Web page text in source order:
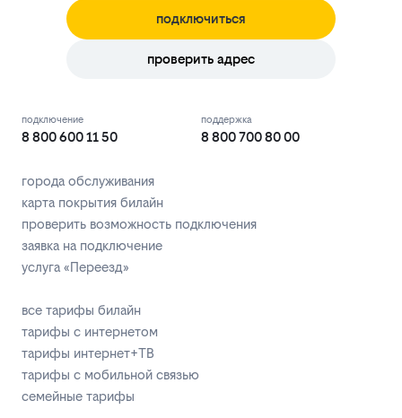
подключиться
проверить адрес
подключение
8 800 600 11 50
поддержка
8 800 700 80 00
города обслуживания
карта покрытия билайн
проверить возможность подключения
заявка на подключение
услуга «Переезд»
все тарифы билайн
тарифы с интернетом
тарифы интернет+ТВ
тарифы с мобильной связью
семейные тарифы